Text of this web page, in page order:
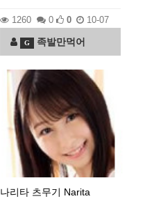
1260 0 0 10-07
G 족발만먹어
나리타 츠무기 Narita